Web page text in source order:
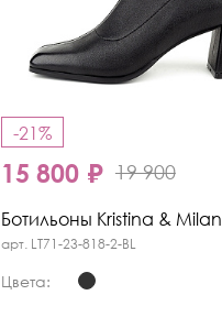
-21%
15 800 ₽ 19 900
Ботильоны Kristina & Milan
арт. LT71-23-818-2-BL
Цвета: